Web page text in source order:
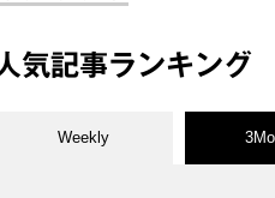
気記事ランキング
Weekly